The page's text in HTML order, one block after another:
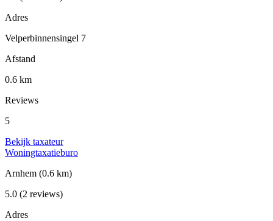
Adres
Velperbinnensingel 7
Afstand
0.6 km
Reviews
5
Bekijk taxateur
Woningtaxatieburo
Arnhem (0.6 km)
5.0 (2 reviews)
Adres